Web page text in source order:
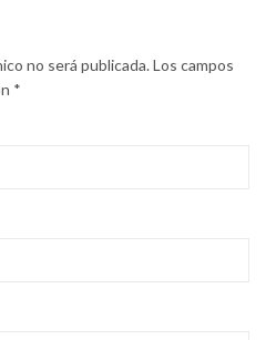
no será publicada.Los campos
*